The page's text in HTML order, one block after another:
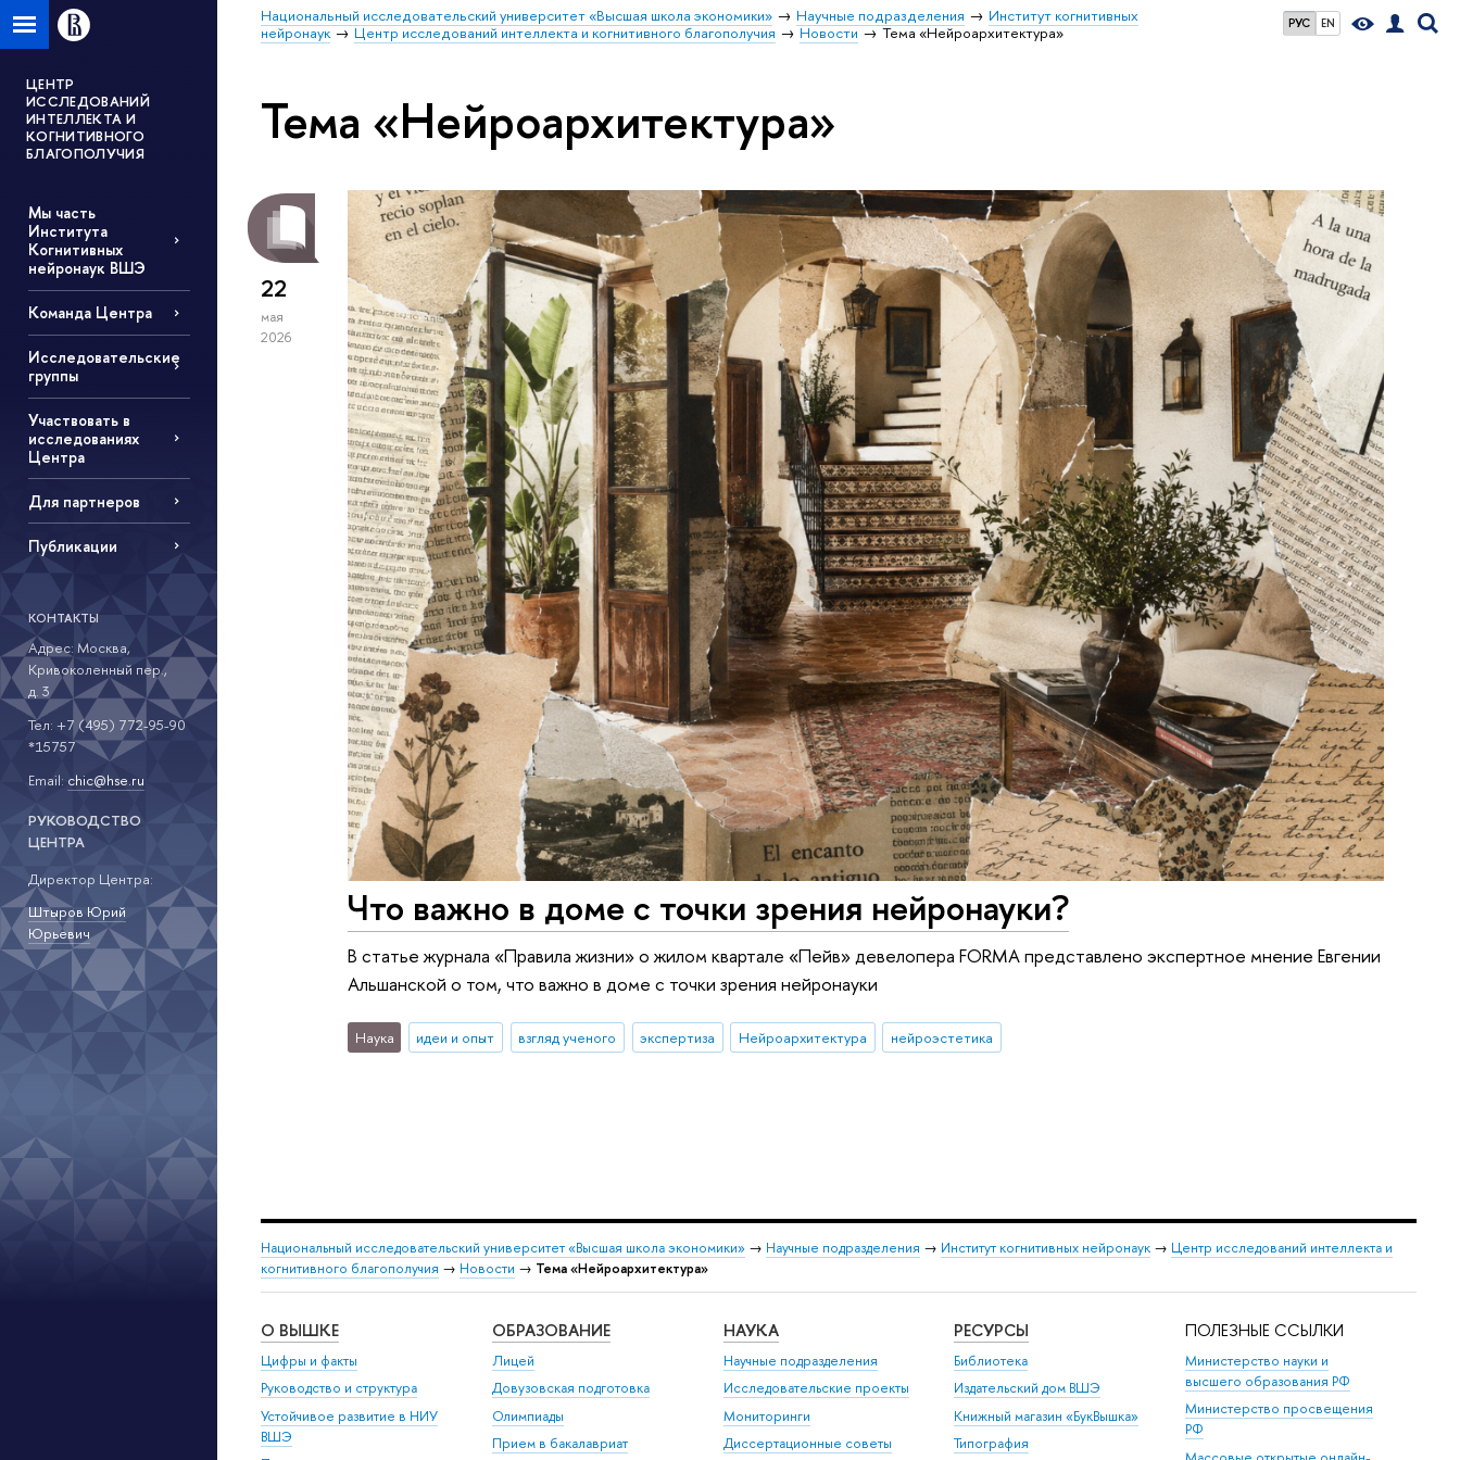
РУС EN
Национальный исследовательский университет «Высшая школа экономики» Научные подразделения
Институт когнитивных
нейронаук
Центр исследований интеллекта и когнитивного благополучия Новости Тема «Нейроархитектура»
ЦЕНТР
ИССЛЕДОВАНИЙ
ИНТЕЛЛЕКТА И
КОГНИТИВНОГО
БЛАГОПОЛУЧИЯ
Мы часть
Института
Когнитивных
нейронаук ВШЭ
Команда Центра
Исследовательские
группы
Участвовать в
исследованиях
Центра
Для партнеров
Публикации
КОНТАКТЫ
Адрес: Москва,
Кривоколенный пер.,
д. 3
Тел: +7 (495) 772-95-90
*15757
Email: chic@hse.ru
РУКОВОДСТВО
ЦЕНТРА
Директор Центра:
Штыров Юрий
Юрьевич
Тема «Нейроархитектура»
22
мая
2026
Что важно в доме с точки зрения нейронауки?
В статье журнала «Правила жизни» о жилом квартале «Пейв» девелопера FORMA представлено экспертное мнение Евгении
Альшанской о том, что важно в доме с точки зрения нейронауки
Наука идеи и опыт взгляд ученого экспертиза Нейроархитектура нейроэстетика
Национальный исследовательский университет «Высшая школа экономики» → Научные подразделения → Институт когнитивных нейронаук → Центр исследований интеллекта и
когнитивного благополучия → Новости → Тема «Нейроархитектура»
О ВЫШКЕ
Цифры и факты
Руководство и структура
Устойчивое развитие в НИУ
ВШЭ
ОБРАЗОВАНИЕ
Лицей
Довузовская подготовка
Олимпиады
Прием в бакалавриат
НАУКА
Научные подразделения
Исследовательские проекты
Мониторинги
Диссертационные советы
РЕСУРСЫ
Библиотека
Издательский дом ВШЭ
Книжный магазин «БукВышка»
Типография
ПОЛЕЗНЫЕ ССЫЛКИ
Министерство науки и
высшего образования РФ
Министерство просвещения
РФ